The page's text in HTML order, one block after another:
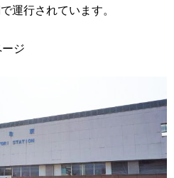
運行されています。
ジ